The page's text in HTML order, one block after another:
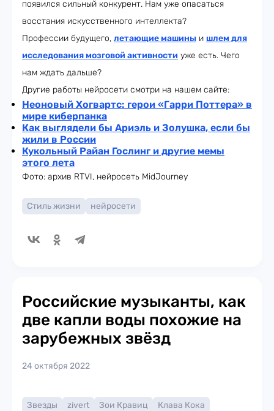
появился сильный конкурент. Нам уже опасаться
восстания искусственного интеллекта?
Профессии будущего, летающие машины и шлем для
исследования мозговой активности уже есть. Чего
нам ждать дальше?
Другие работы нейросети смотри на нашем сайте:
Неоновый Хогвартс: герои «Гарри Поттера» в
мире киберпанка
Как выглядели бы Ариэль и Золушка, если бы
жили в России
Кукольный Райан Гослинг и другие мемы
этого лета
Фото: архив RTVI, нейросеть MidJourney
Стиль жизни нейросети
Российские музыканты, как
две капли воды похожие на
зарубежных звёзд
24 октября 2022
Звезды zivert Зои Кравиц
Клава Кока